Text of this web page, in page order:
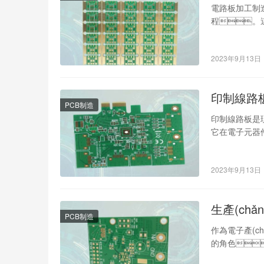
電路板加工
程。這
2023年9月13日
PCB制造 印制線路
印制線路板
它在電子元器
2023年9月13日
PCB制造 生產
作為電子產
的角色